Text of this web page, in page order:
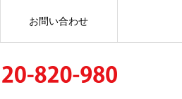
お問い合わせ